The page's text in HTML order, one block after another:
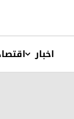
اخبار